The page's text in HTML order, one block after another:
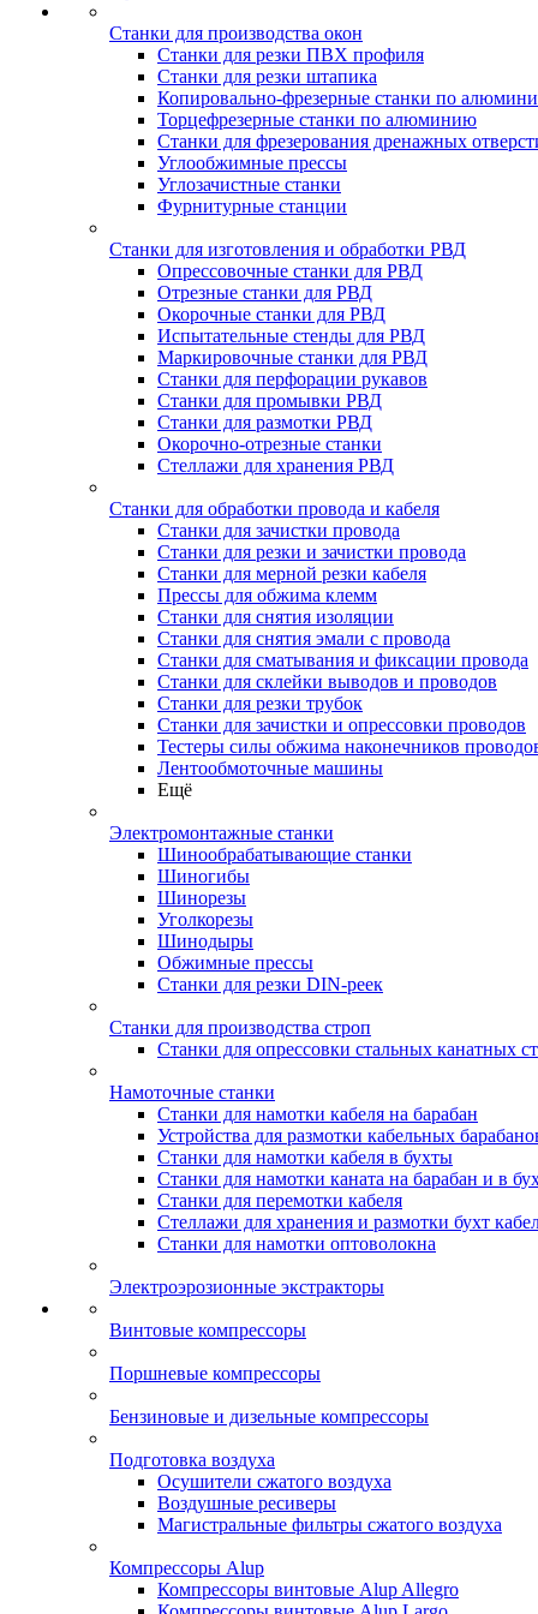
Станки для производства окон
Станки для резки ПВХ профиля
Станки для резки штапика
Копировально-фрезерные станки по
Торцефрезерные станки по алюминию
Станки для фрезерования дренажных
Углообжимные прессы
Углозачистные станки
Фурнитурные станции
Станки для изготовления и обработки РВД
Опрессовочные станки для РВД
Отрезные станки для РВД
Окорочные станки для РВД
Испытательные стенды для РВД
Маркировочные станки для РВД
Станки для перфорации рукавов
Станки для промывки РВД
Станки для размотки РВД
Окорочно-отрезные станки
Стеллажи для хранения РВД
Станки для обработки провода и кабеля
Станки для зачистки провода
Станки для резки и зачистки провода
Станки для мерной резки кабеля
Прессы для обжима клемм
Станки для снятия изоляции
Станки для снятия эмали с провода
Станки для сматывания и фиксации провода
Станки для склейки выводов и проводов
Станки для резки трубок
Станки для зачистки и опрессовки проводов
Тестеры силы обжима наконечников
Лентообмоточные машины
Ещё
Электромонтажные станки
Шинообрабатывающие станки
Шиногибы
Шинорезы
Уголкорезы
Шинодыры
Обжимные прессы
Станки для резки DIN-реек
Станки для производства строп
Станки для опрессовки стальных канатных
Намоточные станки
Станки для намотки кабеля на барабан
Устройства для размотки кабельных
Станки для намотки кабеля в бухты
Станки для намотки каната на барабан и в
Станки для перемотки кабеля
Стеллажи для хранения и размотки бухт
Станки для намотки оптоволокна
Электроэрозионные экстракторы
Винтовые компрессоры
Поршневые компрессоры
Бензиновые и дизельные компрессоры
Подготовка воздуха
Осушители сжатого воздуха
Воздушные ресиверы
Магистральные фильтры сжатого воздуха
Компрессоры Alup
Компрессоры винтовые Alup Allegro